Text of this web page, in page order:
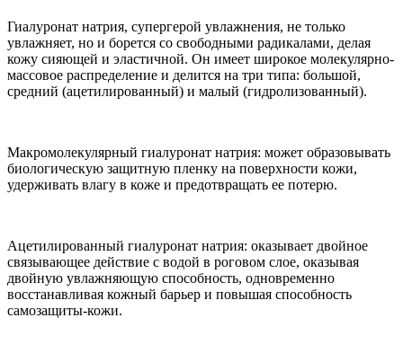
Гиалуронат натрия, супергерой увлажнения, не только
увлажняет, но и борется со свободными радикалами, делая
кожу сияющей и эластичной. Он имеет широкое молекулярно-
массовое распределение и делится на три типа: большой,
средний (ацетилированный) и малый (гидролизованный).
Макромолекулярный гиалуронат натрия: может образовывать
биологическую защитную пленку на поверхности кожи,
удерживать влагу в коже и предотвращать ее потерю.
Ацетилированный гиалуронат натрия: оказывает двойное
связывающее действие с водой в роговом слое, оказывая
двойную увлажняющую способность, одновременно
восстанавливая кожный барьер и повышая способность
самозащиты-кожи.